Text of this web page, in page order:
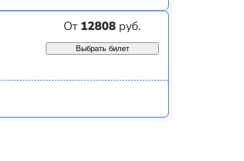
От 12808 руб.
Выбрать билет